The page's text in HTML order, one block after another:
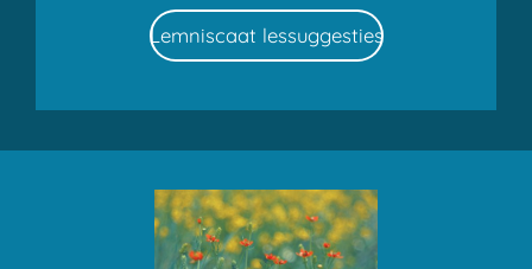
Lemniscaat lessuggesties